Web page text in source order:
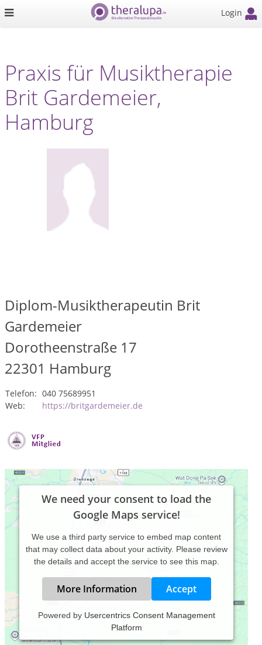
Login
Praxis für Musiktherapie
Brit Gardemeier,
Hamburg
Diplom-Musiktherapeutin Brit
Gardemeier
Dorotheenstraße 17
22301 Hamburg
Telefon: 040 75689951
Web:
https://britgardemeier.de
We need your consent to load the
Google Maps service!
We use a third party service to embed map content
that may collect data about your activity. Please review
the details and accept the service to see this map.
More Information Accept
Powered by Usercentrics Consent Management
Platform
Diplom-Musiktherapeutin, Musikpädagogin